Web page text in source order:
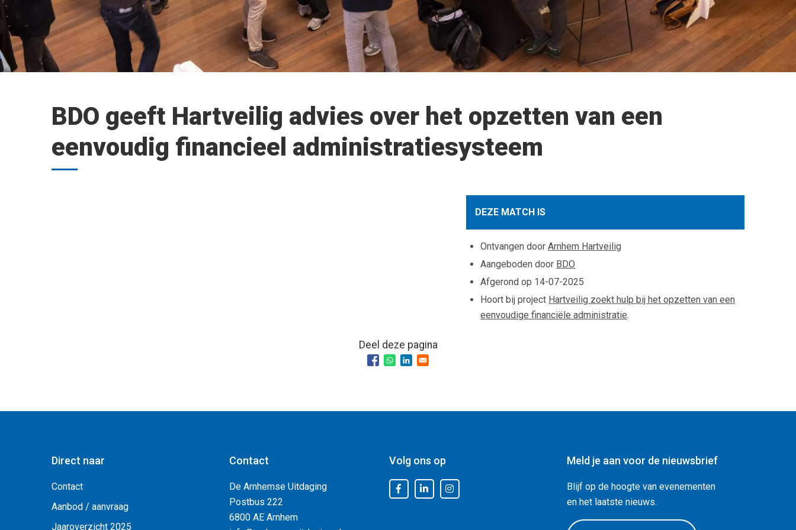
BDO geeft Hartveilig advies over het opzetten van een
eenvoudig financieel administratiesysteem
DEZE MATCH IS
Ontvangen door Arnhem Hartveilig
Aangeboden door BDO
Afgerond op 14-07-2025
Hoort bij project Hartveilig zoekt hulp bij het opzetten van een
eenvoudige financiële administratie.
Deel deze pagina
Direct naar
Contact
Aanbod / aanvraag
Jaaroverzicht 2025
Contact
De Arnhemse Uitdaging
Postbus 222
6800 AE Arnhem
Volg ons op Meld je aan voor de nieuwsbrief
Blijf op de hoogte van evenementen
en het laatste nieuws.